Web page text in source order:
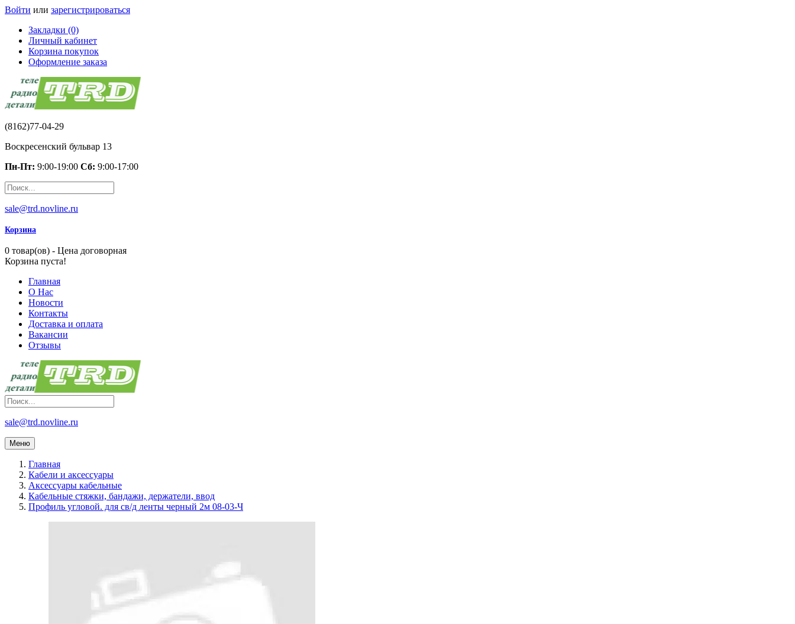
Войти или зарегистрироваться
Закладки (0)
Личный кабинет
Корзина покупок
Оформление заказа
(8162)77-04-29
Воскресенский бульвар 13
Пн-Пт: 9:00-19:00 Сб: 9:00-17:00
sale@trd.novline.ru
Корзина
0 товар(ов) - Цена договорная
Корзина пуста!
Главная
О Нас
Новости
Контакты
Доставка и оплата
Вакансии
Отзывы
sale@trd.novline.ru
Меню
Главная
Кабели и аксессуары
Аксессуары кабельные
Кабельные стяжки, бандажи, держатели, ввод
Профиль угловой. для св/д ленты черный 2м 08-03-Ч